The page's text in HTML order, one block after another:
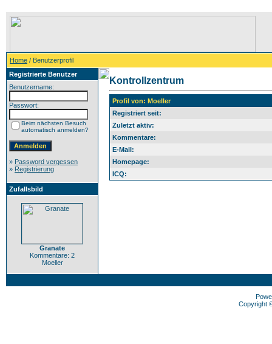
Home / Benutzerprofil
Registrierte Benutzer
Benutzername:
Passwort:
Beim nächsten Besuch
automatisch anmelden?
» Password vergessen
» Registrierung
Zufallsbild
Granate
Kommentare: 2
Moeller
Kontrollzentrum
Profil von: Moeller
Registriert seit:
Zuletzt aktiv:
Kommentare:
E-Mail:
Homepage:
ICQ:
Copyright